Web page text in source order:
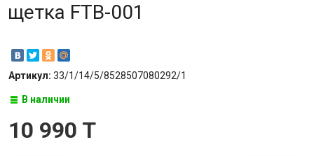
щетка FTB-001
Артикул: 33/1/14/5/8528507080292/1
В наличии
10 990 T